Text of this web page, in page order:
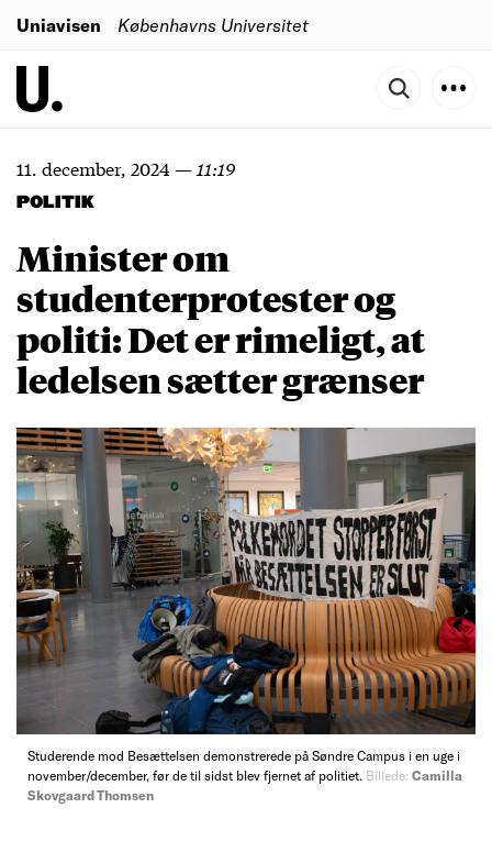
Uniavisen Københavns Universitet
11. december, 2024— 11:19
POLITIK
Minister om
studenterprotester og
politi: Det er rimeligt, at
ledelsen sætter grænser
Studerende mod Besættelsen demonstrerede på Søndre Campus i en uge i
november/december, før de til sidst blev fjernet af politiet. Billede: Camilla
Skovgaard Thomsen